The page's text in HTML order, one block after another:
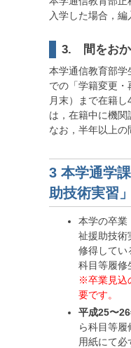
入学した場合，
3. 間をおか
本学通信教育部
での「学籍変更
月末）まで在籍
は，在籍中に機
なお，半年以上
3 本学通学
助技術実習
本学の卒業
祉援助技術
修得してい
科目等履修
※卒業見込
要です。
平成25〜
ら科目等
用紙にて